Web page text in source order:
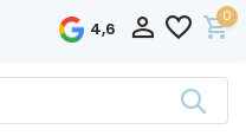
4,6
0